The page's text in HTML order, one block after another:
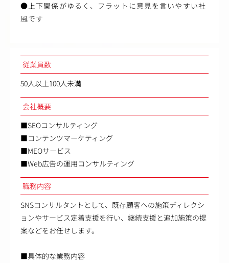
●上下関係がゆるく、フラットに意見を言いやすい社
風です
従業員数
50人以上100人未満
会社概要
■SEOコンサルティング
■コンテンツマーケティング
■MEOサービス
■Web広告の運用コンサルティング
職務内容
SNSコンサルタントとして、既存顧客への施策ディレクシ
ョンやサービス定着支援を行い、継続支援と追加施策の提
案などをお任せします。
■具体的な業務内容